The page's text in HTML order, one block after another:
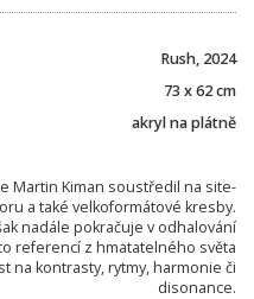
Rush, 2024
73 x 62 cm
akryl na plátně
Martin Kiman soustředil na site-
a také velkoformátové kresby.
nadále pokračuje v odhalování
referencí z hmatatelného světa
na kontrasty, rytmy, harmonie či
disonance.